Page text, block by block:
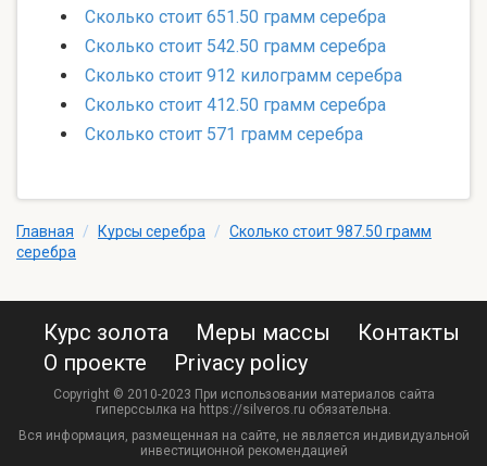
Сколько стоит 651.50 грамм серебра
Сколько стоит 542.50 грамм серебра
Сколько стоит 912 килограмм серебра
Сколько стоит 412.50 грамм серебра
Сколько стоит 571 грамм серебра
Главная / Курсы серебра / Сколько стоит 987.50 грамм
серебра
Курс золота Меры массы
Контакты
О проекте
Privacy policy
Copyright © 2010-2023 При использовании материалов сайта
гиперссылка на https://silveros.ru обязательна.
Вся информация, размещенная на сайте, не является индивидуальной
инвестиционной рекомендацией